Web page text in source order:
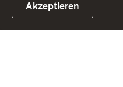
Akzeptieren